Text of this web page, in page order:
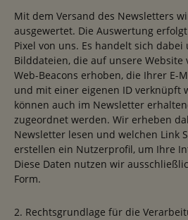
Mit dem Versand des Newsletters
ausgewertet. Die Auswertung
Pixel von uns. Es handelt sich dabei
Bilddateien, die auf unsere Website
Web-Beacons erhoben, die Ihrer E-
und mit einer eigenen ID verknüpft
können auch im Newsletter
zugeordnet werden. Wir erheben
Newsletter lesen und welchen Link
erstellen ein Nutzerprofil, um Ihre
Diese Daten nutzen wir
Form.
2. Rechtsgrundlage für die